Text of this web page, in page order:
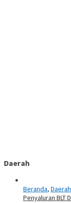
Daerah
Beranda, Daerah
Penyaluran BLT